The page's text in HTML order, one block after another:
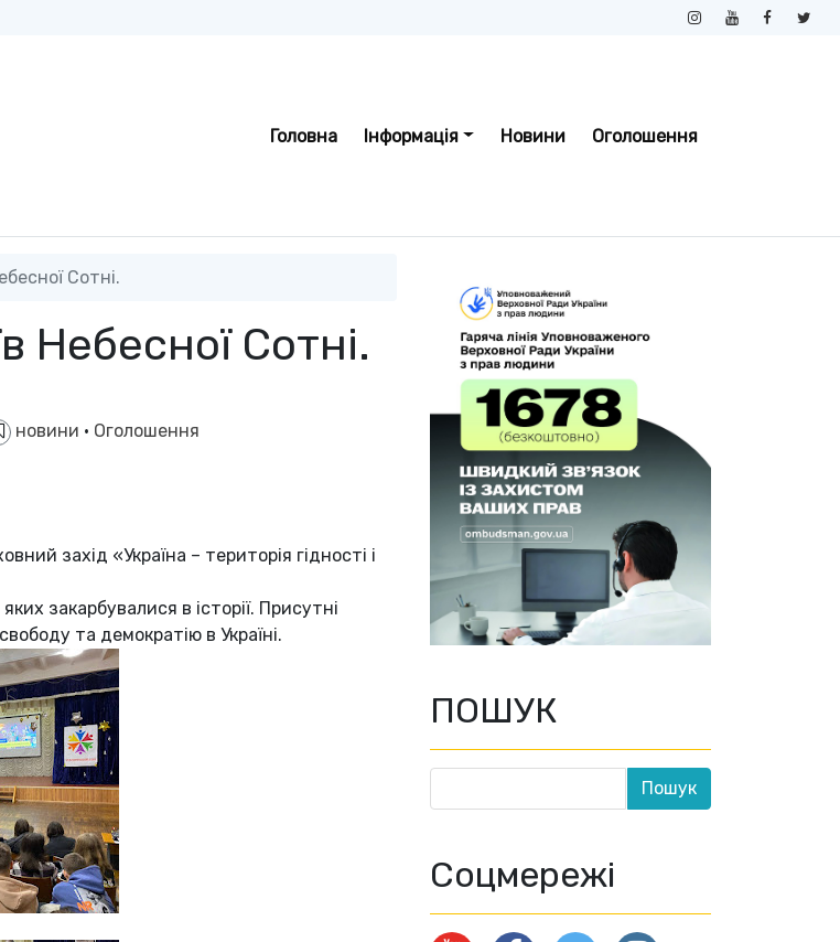
Головна Інформація Новини Оголошення
Сотні.
Небесної Сотні.
новини · Оголошення
захід «Україна – територія гідності і
закарбувалися в історії. Присутні
та демократію в Україні.
ПОШУК
Соцмережі